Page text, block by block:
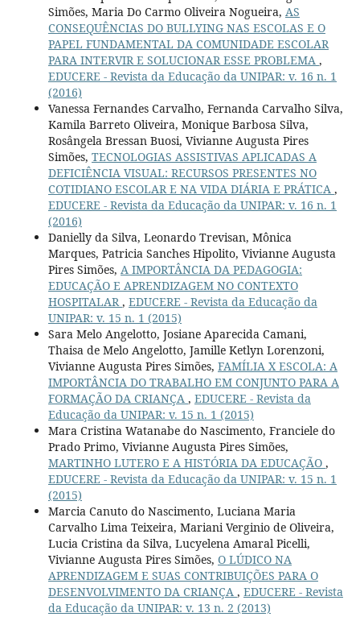
Simões, Maria Do Carmo Oliveira Nogueira, AS
CONSEQUÊNCIAS DO BULLYING NAS ESCOLAS E O
PAPEL FUNDAMENTAL DA COMUNIDADE ESCOLAR
PARA INTERVIR E SOLUCIONAR ESSE PROBLEMA ,
EDUCERE - Revista da Educação da UNIPAR: v. 16 n. 1
(2016)
Vanessa Fernandes Carvalho, Fernanda Carvalho Silva,
Kamila Barreto Oliveira, Monique Barbosa Silva,
Rosângela Bressan Buosi, Vivianne Augusta Pires
Simões, TECNOLOGIAS ASSISTIVAS APLICADAS A
DEFICIÊNCIA VISUAL: RECURSOS PRESENTES NO
COTIDIANO ESCOLAR E NA VIDA DIÁRIA E PRÁTICA ,
EDUCERE - Revista da Educação da UNIPAR: v. 16 n. 1
(2016)
Danielly da Silva, Leonardo Trevisan, Mônica
Marques, Patricia Sanches Hipolito, Vivianne Augusta
Pires Simões, A IMPORTÂNCIA DA PEDAGOGIA:
EDUCAÇÃO E APRENDIZAGEM NO CONTEXTO
HOSPITALAR, EDUCERE - Revista da Educação da
UNIPAR: v. 15 n. 1 (2015)
Sara Melo Angelotto, Josiane Aparecida Camani,
Thaisa de Melo Angelotto, Jamille Ketlyn Lorenzoni,
Vivianne Augusta Pires Simões, FAMÍLIA X ESCOLA: A
IMPORTÂNCIA DO TRABALHO EM CONJUNTO PARA A
FORMAÇÃO DA CRIANÇA , EDUCERE - Revista da
Educação da UNIPAR: v. 15 n. 1 (2015)
Mara Cristina Watanabe do Nascimento, Franciele do
Prado Primo, Vivianne Augusta Pires Simões,
MARTINHO LUTERO E A HISTÓRIA DA EDUCAÇÃO ,
EDUCERE - Revista da Educação da UNIPAR: v. 15 n. 1
(2015)
Marcia Canuto do Nascimento, Luciana Maria
Carvalho Lima Teixeira, Mariani Verginio de Oliveira,
Lucia Cristina da Silva, Lucyelena Amaral Picelli,
Vivianne Augusta Pires Simões, O LÚDICO NA
APRENDIZAGEM E SUAS CONTRIBUIÇÕES PARA O
DESENVOLVIMENTO DA CRIANÇA , EDUCERE - Revista
da Educação da UNIPAR: v. 13 n. 2 (2013)